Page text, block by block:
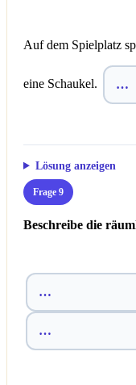
Auf dem Spielplatz
eine Schaukel.
Lösung anzeigen
Frage 9
Beschreibe die